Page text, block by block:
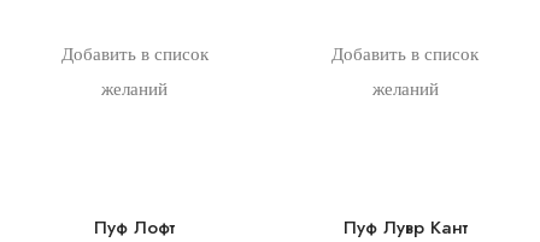
Добавить в список
желаний
Пуф Лофт
Добавить в список
желаний
Пуф Лувр Кант